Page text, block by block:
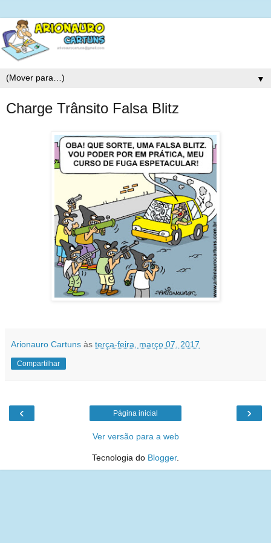
▼
Charge Trânsito Falsa Blitz
Arionauro Cartuns às terça-feira, março 07, 2017
Compartilhar
‹ ›
Página inicial
Ver versão para a web
Tecnologia do Blogger.